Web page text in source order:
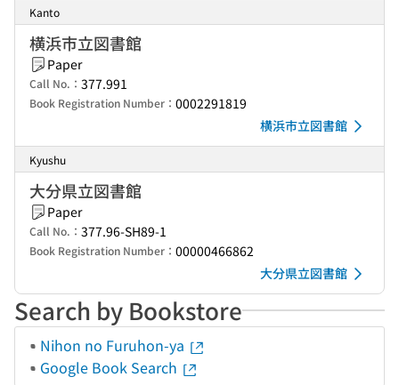
Kanto
横浜市立図書館
Paper
Call No.： 377.991
Book Registration Number： 0002291819
横浜市立図書館
Kyushu
大分県立図書館
Paper
Call No.： 377.96-SH89-1
Book Registration Number： 00000466862
大分県立図書館
Search by Bookstore
Nihon no Furuhon-ya
Google Book Search